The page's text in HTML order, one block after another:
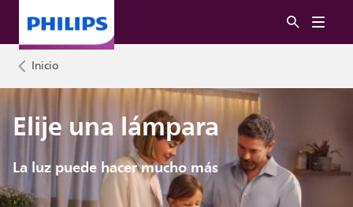
Inicio
Elije una lámpara
La luz puede hacer mucho más